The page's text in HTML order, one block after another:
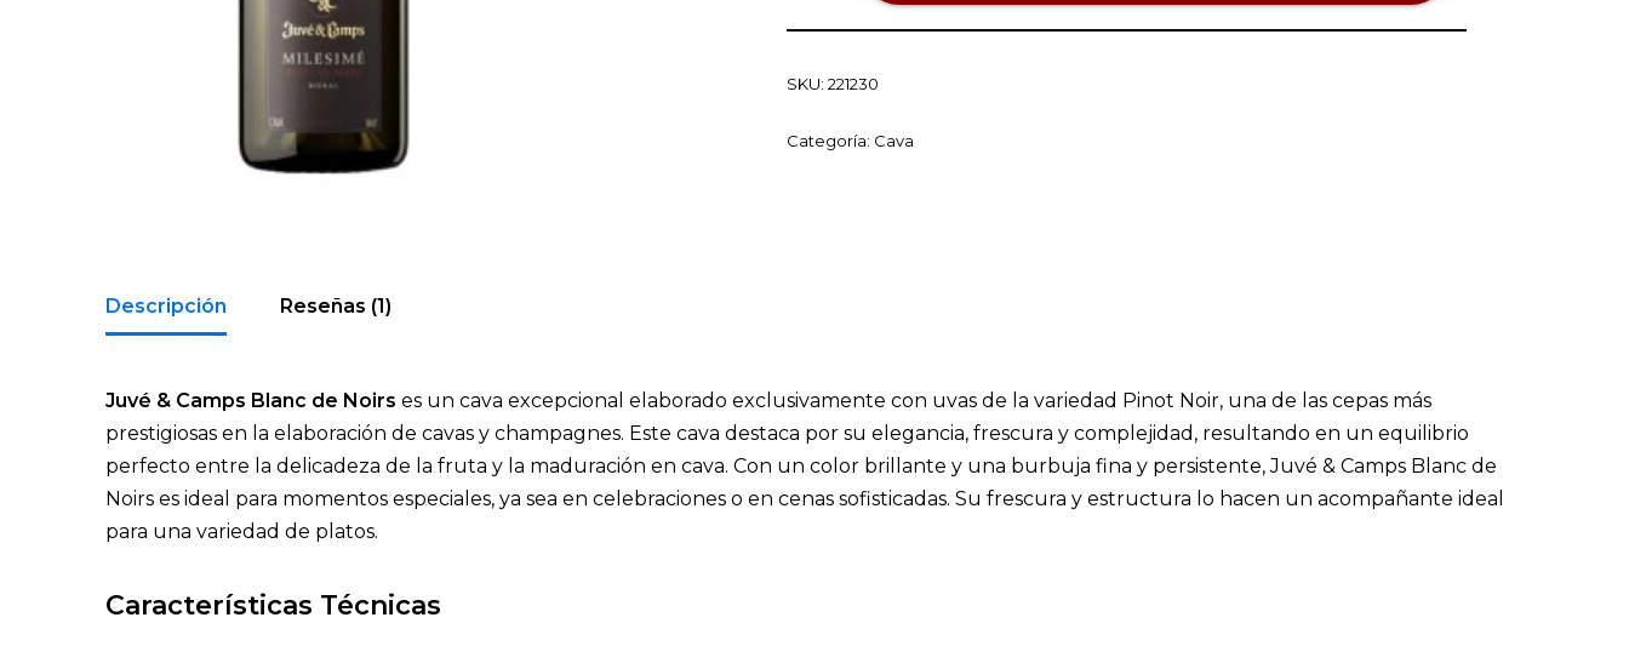
SKU: 221230
Categoría: Cava
Descripción Reseñas (1)
Juvé & Camps Blanc de Noirs es un cava excepcional elaborado exclusivamente con uvas de la variedad Pinot Noir, una de las cepas más
prestigiosas en la elaboración de cavas y champagnes. Este cava destaca por su elegancia, frescura y complejidad, resultando en un equilibrio
perfecto entre la delicadeza de la fruta y la maduración en cava. Con un color brillante y una burbuja fina y persistente, Juvé & Camps Blanc de
Noirs es ideal para momentos especiales, ya sea en celebraciones o en cenas sofisticadas. Su frescura y estructura lo hacen un acompañante ideal
para una variedad de platos.
Características Técnicas